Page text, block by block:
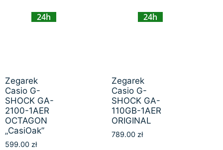
24h
Zegarek
Casio G-
SHOCK GA-
2100-1AER
OCTAGON
„CasiOak”
599.00 zł
24h
Zegarek
Casio G-
SHOCK GA-
110GB-1AER
ORIGINAL
789.00 zł